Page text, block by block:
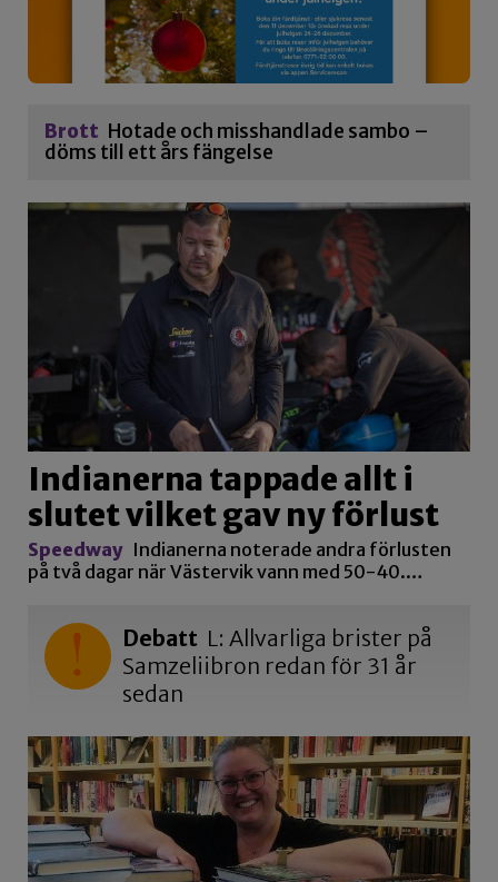
Brott Hotade och misshandlade sambo –
döms till ett års fängelse
Indianerna tappade allt i
slutet vilket gav ny förlust
Speedway Indianerna noterade andra förlusten
på två dagar när Västervik vann med 50-40.…
Debatt L: Allvarliga brister på
Samzeliibron redan för 31 år
sedan